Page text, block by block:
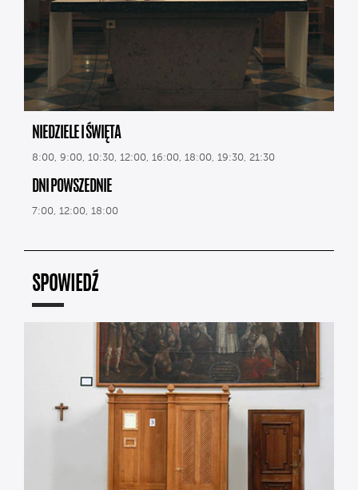
NIEDZIELE I ŚWIĘTA
8:00, 9:00, 10:30, 12:00, 16:00, 18:00, 19:30, 21:30
DNI POWSZEDNIE
7:00, 12:00, 18:00
SPOWIEDŹ